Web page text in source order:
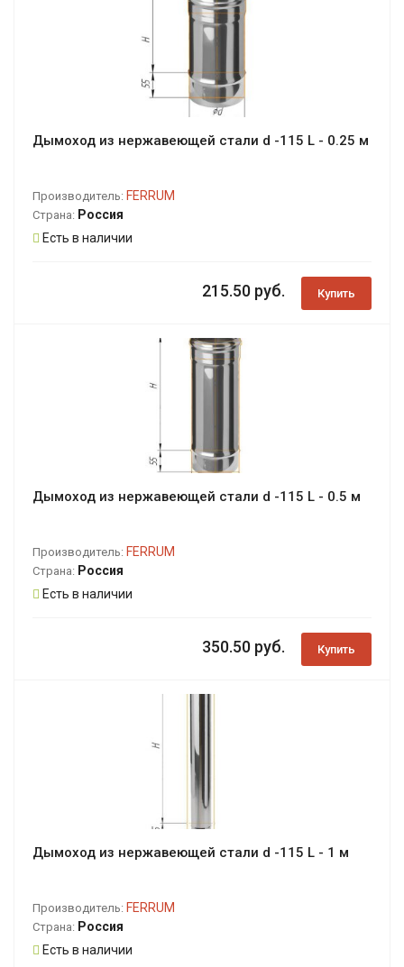
Дымоход из нержавеющей стали d -115 L - 0.25 м
Производитель: FERRUM
Страна: Россия
Есть в наличии
215.50 руб. Купить
Дымоход из нержавеющей стали d -115 L - 0.5 м
Производитель: FERRUM
Страна: Россия
Есть в наличии
350.50 руб. Купить
Дымоход из нержавеющей стали d -115 L - 1 м
Производитель: FERRUM
Страна: Россия
Есть в наличии